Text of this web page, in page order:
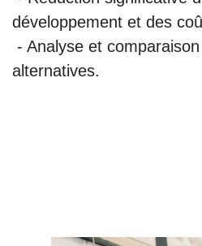
développement et des
- Analyse et
alternatives.